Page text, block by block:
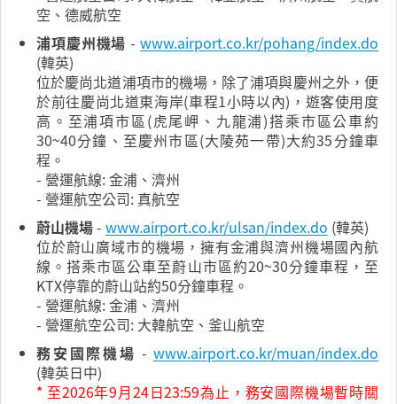
空、德威航空
浦項慶州機場 - www.airport.co.kr/pohang/index.do
(韓英)
位於慶尚北道浦項市的機場，除了浦項與慶州之外，便
於前往慶尚北道東海岸(車程1小時以內)，遊客使用度
高。至浦項市區(虎尾岬、九龍浦)搭乘市區公車約
30~40分鐘、至慶州市區(大陵苑一帶)大約35分鐘車
程。
- 營運航線: 金浦、濟州
- 營運航空公司: 真航空
蔚山機場- www.airport.co.kr/ulsan/index.do (韓英)
位於蔚山廣域市的機場，擁有金浦與濟州機場國內航
線。搭乘市區公車至蔚山市區約20~30分鐘車程，至
KTX停靠的蔚山站約50分鐘車程。
- 營運航線: 金浦、濟州
- 營運航空公司: 大韓航空、釜山航空
務安國際機場 - www.airport.co.kr/muan/index.do
(韓英日中)
* 至2026年9月24日23:59為止，務安國際機場暫時關